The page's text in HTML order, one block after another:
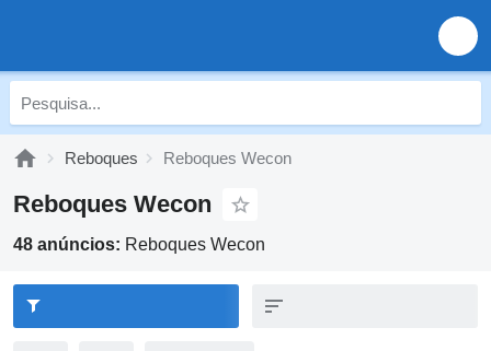
Reboques Reboques Wecon
Reboques Wecon
48 anúncios: Reboques Wecon